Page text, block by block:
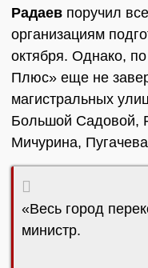
Радаев поручил
организациям
октября. Однако,
Плюс» еще не
магистральных
Большой Садовой,
Мичурина,
«Весь город
министр.